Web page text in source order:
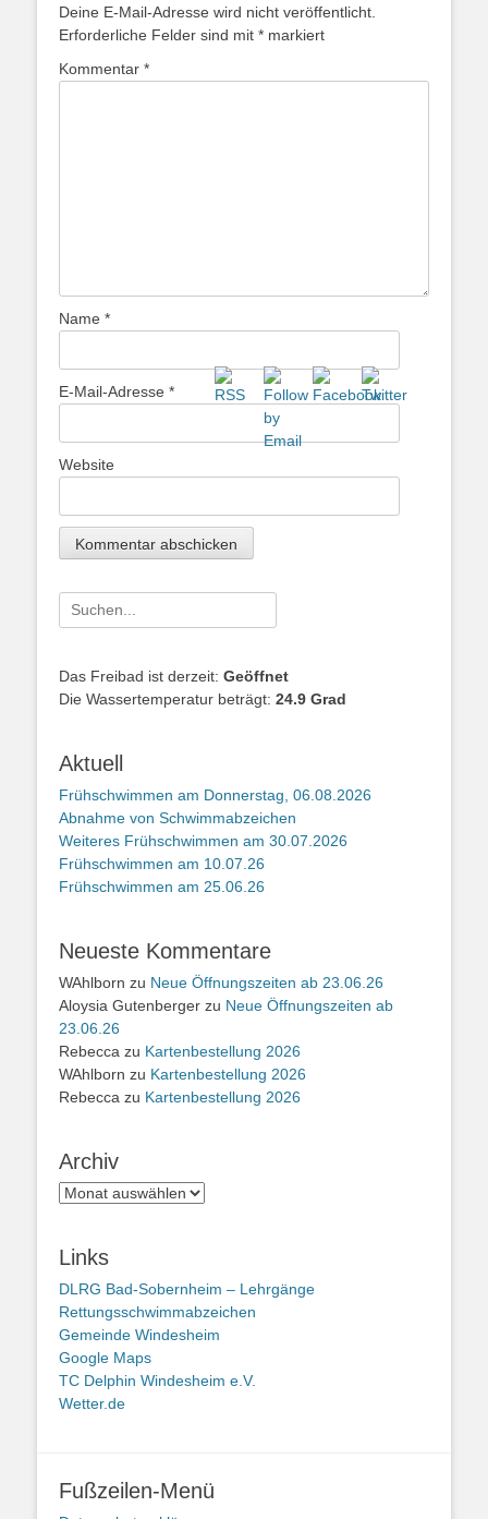
Deine E-Mail-Adresse wird nicht veröffentlicht.
Erforderliche Felder sind mit * markiert
Kommentar *
Name *
E-Mail-Adresse *
Website
Suche
nach:
Das Freibad ist derzeit: Geöffnet
Die Wassertemperatur beträgt: 24.9 Grad
Aktuell
Frühschwimmen am Donnerstag, 06.08.2026
Abnahme von Schwimmabzeichen
Weiteres Frühschwimmen am 30.07.2026
Frühschwimmen am 10.07.26
Frühschwimmen am 25.06.26
Neueste Kommentare
WAhlborn zu Neue Öffnungszeiten ab 23.06.26
Aloysia Gutenberger zu Neue Öffnungszeiten ab
23.06.26
Rebecca zu Kartenbestellung 2026
WAhlborn zu Kartenbestellung 2026
Rebecca zu Kartenbestellung 2026
Archiv
Archiv
Links
DLRG Bad-Sobernheim – Lehrgänge
Rettungsschwimmabzeichen
Gemeinde Windesheim
Google Maps
TC Delphin Windesheim e.V.
Wetter.de
Fußzeilen-Menü